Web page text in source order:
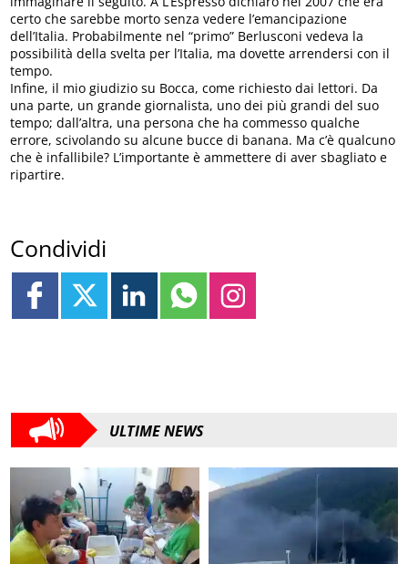
certo che sarebbe morto senza vedere l’emancipazione
dell’Italia. Probabilmente nel “primo” Berlusconi vedeva la
possibilità della svelta per l’Italia, ma dovette arrendersi con il
tempo.
Infine, il mio giudizio su Bocca, come richiesto dai lettori. Da
una parte, un grande giornalista, uno dei più grandi del suo
tempo; dall’altra, una persona che ha commesso qualche
errore, scivolando su alcune bucce di banana. Ma c’è qualcuno
che è infallibile? L’importante è ammettere di aver sbagliato e
ripartire.
Condividi
ULTIME NEWS